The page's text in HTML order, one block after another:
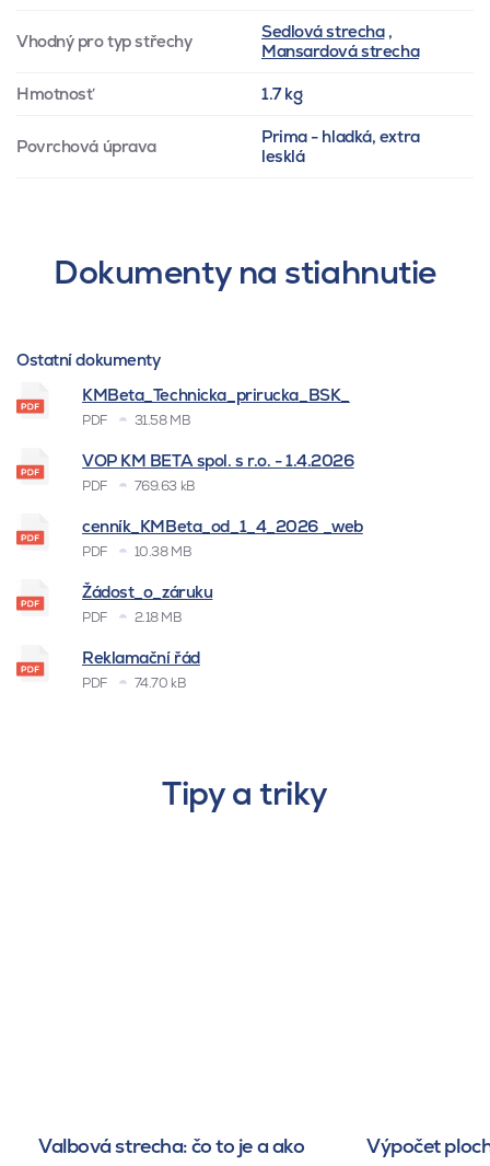
Vhodný pro typ střechy Sedlová strecha,
Mansardová strecha
Hmotnosť 1.7 kg
Povrchová úprava
Prima - hladká, extra
lesklá
Dokumenty na stiahnutie
Ostatní dokumenty
KMBeta_Technicka_prirucka_BSK_
PDF 31.58 MB
VOP KM BETA spol. s r.o. - 1.4.2026
PDF 769.63 kB
cenník_KMBeta_od_1_4_2026 _web
PDF 10.38 MB
Žádost_o_záruku
PDF 2.18 MB
Reklamační řád
PDF 74.70 kB
Tipy a triky
Valbová strecha: čo to je a ako
Výpočet